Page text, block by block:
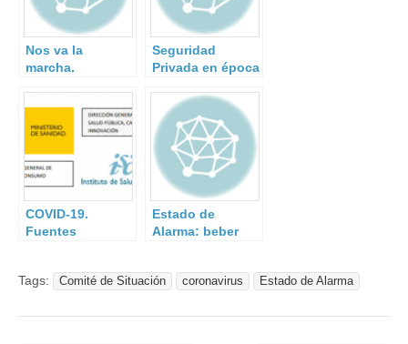
Nos va la
marcha.
Seguridad
Privada en época
obligatorio.
COVID-19.
Fuentes
Estado de
Alarma: beber
Tags: Comité de Situación coronavirus Estado de Alarma